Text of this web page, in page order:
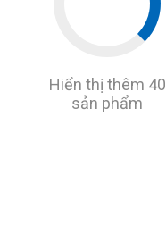
Hiển thị thêm 40
sản phẩm